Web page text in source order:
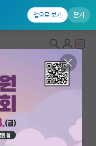
앱으로 보기 닫기
] 김박사넷 유학교